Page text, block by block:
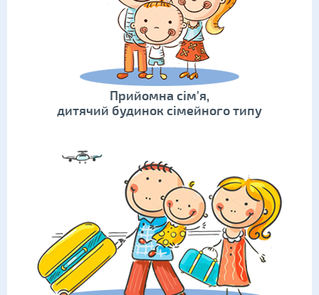
Прийомна сім'я,
дитячий будинок сімейного типу